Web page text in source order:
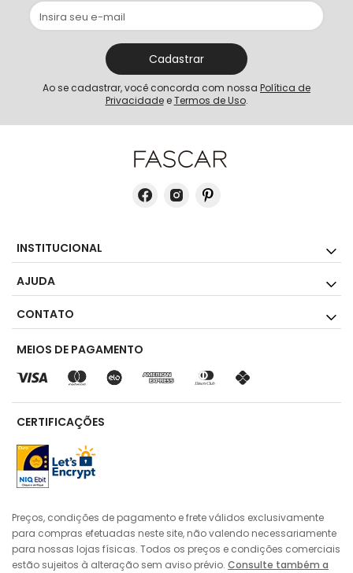
Cadastrar
Ao se cadastrar, você concorda com nossa Política de
Privacidadee Termos de Uso.
INSTITUCIONAL
AJUDA
CONTATO
MEIOS DE PAGAMENTO
CERTIFICAÇÕES
Preços, condições de pagamento e frete válidos exclusivamente
para compras efetuadas neste site, não valendo necessariamente
para nossas lojas físicas. Todos os preços e condições comerciais
estão sujeitos à alteração sem aviso prévio. Consulte também a